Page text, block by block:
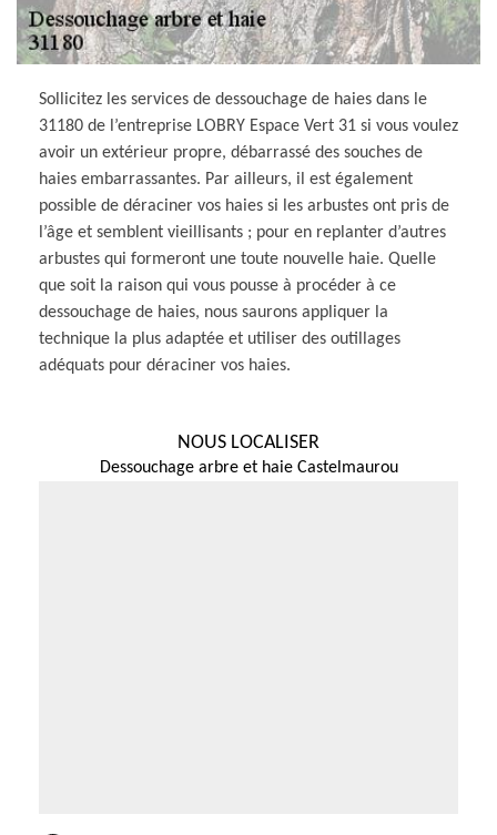
Sollicitez les services de dessouchage de haies dans le
31180 de l’entreprise LOBRY Espace Vert 31 si vous voulez
avoir un extérieur propre, débarrassé des souches de
haies embarrassantes. Par ailleurs, il est également
possible de déraciner vos haies si les arbustes ont pris de
l’âge et semblent vieillisants ; pour en replanter d’autres
arbustes qui formeront une toute nouvelle haie. Quelle
que soit la raison qui vous pousse à procéder à ce
dessouchage de haies, nous saurons appliquer la
technique la plus adaptée et utiliser des outillages
adéquats pour déraciner vos haies.
NOUS LOCALISER
Dessouchage arbre et haie Castelmaurou